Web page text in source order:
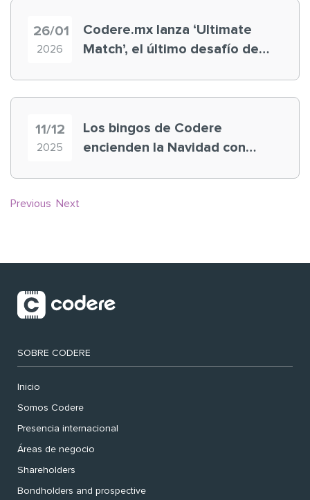
26/01
2026
Codere.mx lanza ‘Ultimate
Match’, el último desafío de
11/12
2025
Los bingos de Codere
encienden la Navidad con
Previous Next
SOBRE CODERE
Inicio
Somos Codere
Presencia internacional
Áreas de negocio
Shareholders
Bondholders and prospective